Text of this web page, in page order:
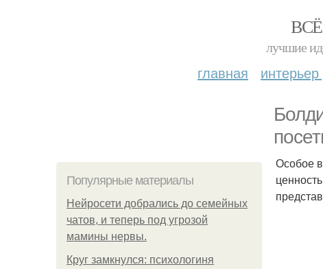
лучшие
главная
Популярные материалы
Нейросети добрались до семейных
чатов, и теперь под угрозой
мамины нервы.
Круг замкнулся: психологиня
Особое